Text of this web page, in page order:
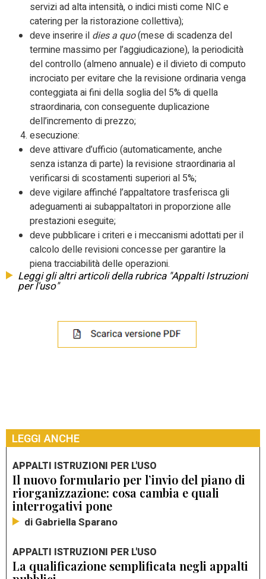
servizi ad alta intensità, o indici misti come NIC e
catering per la ristorazione collettiva);
deve inserire il dies a quo(mese di scadenza del
termine massimo per l’aggiudicazione), la periodicità
del controllo (almeno annuale) e il divieto di computo
incrociato per evitare che la revisione ordinaria venga
conteggiata ai fini della soglia del 5% di quella
straordinaria, con conseguente duplicazione
dell’incremento di prezzo;
esecuzione:
deve attivare d’ufficio (automaticamente, anche
senza istanza di parte) la revisione straordinaria al
verificarsi di scostamenti superiori al 5%;
deve vigilare affinché l’appaltatore trasferisca gli
adeguamenti ai subappaltatori in proporzione alle
prestazioni eseguite;
deve pubblicare i criteri e i meccanismi adottati per il
calcolo delle revisioni concesse per garantire la
piena tracciabilità delle operazioni.
Leggi gli altri articoli della rubrica "Appalti Istruzioni
per l'uso"
LEGGI ANCHE
APPALTI ISTRUZIONI PER L'USO
Il nuovo formulario per l’invio del piano di
riorganizzazione: cosa cambia e quali
interrogativi pone
di Gabriella Sparano
APPALTI ISTRUZIONI PER L'USO
La qualificazione semplificata negli appalti